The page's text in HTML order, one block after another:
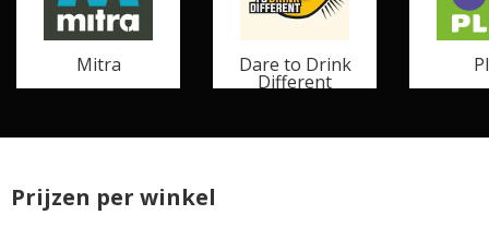
Mitra Dare to Drink
Different
Prijzen per winkel